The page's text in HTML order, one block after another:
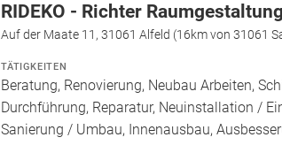
RIDEKO - Richter
Auf der Maate 11, 31061 Alfeld (16km von 31061
TÄTIGKEITEN
Beratung, Renovierung, Neubau Arbeiten,
Durchführung, Reparatur, Neuinstallation /
Sanierung / Umbau, Innenausbau,